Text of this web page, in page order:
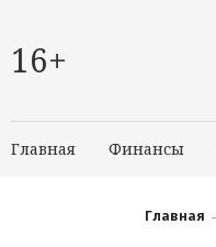
16+
Главная Финансы
Главная